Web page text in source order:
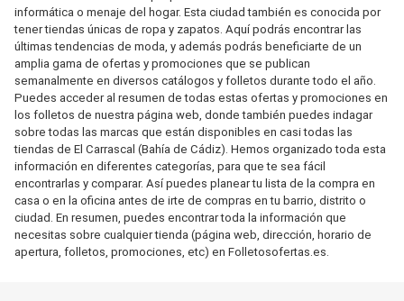
informática o menaje del hogar. Esta ciudad también es conocida por
tener tiendas únicas de ropa y zapatos. Aquí podrás encontrar las
últimas tendencias de moda, y además podrás beneficiarte de un
amplia gama de ofertas y promociones que se publican
semanalmente en diversos catálogos y folletos durante todo el año.
Puedes acceder al resumen de todas estas ofertas y promociones en
los folletos de nuestra página web, donde también puedes indagar
sobre todas las marcas que están disponibles en casi todas las
tiendas de El Carrascal (Bahía de Cádiz). Hemos organizado toda esta
información en diferentes categorías, para que te sea fácil
encontrarlas y comparar. Así puedes planear tu lista de la compra en
casa o en la oficina antes de irte de compras en tu barrio, distrito o
ciudad. En resumen, puedes encontrar toda la información que
necesitas sobre cualquier tienda (página web, dirección, horario de
apertura, folletos, promociones, etc) en Folletosofertas.es.